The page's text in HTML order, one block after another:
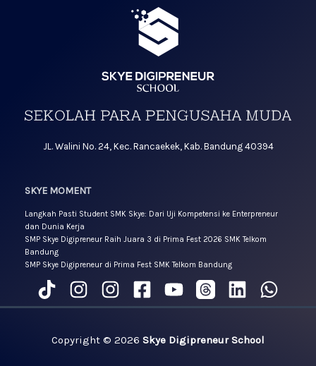
JL. Walini No. 24, Kec. Rancaekek, Kab. Bandung 40394
SKYE MOMENT
Langkah Pasti Student SMK Skye: Dari Uji Kompetensi ke Enterpreneur
dan Dunia Kerja
SMP Skye Digipreneur Raih Juara 3 di Prima Fest 2026 SMK Telkom
Bandung
SMP Skye Digipreneur di Prima Fest SMK Telkom Bandung
Copyright © 2026 Skye Digipreneur School